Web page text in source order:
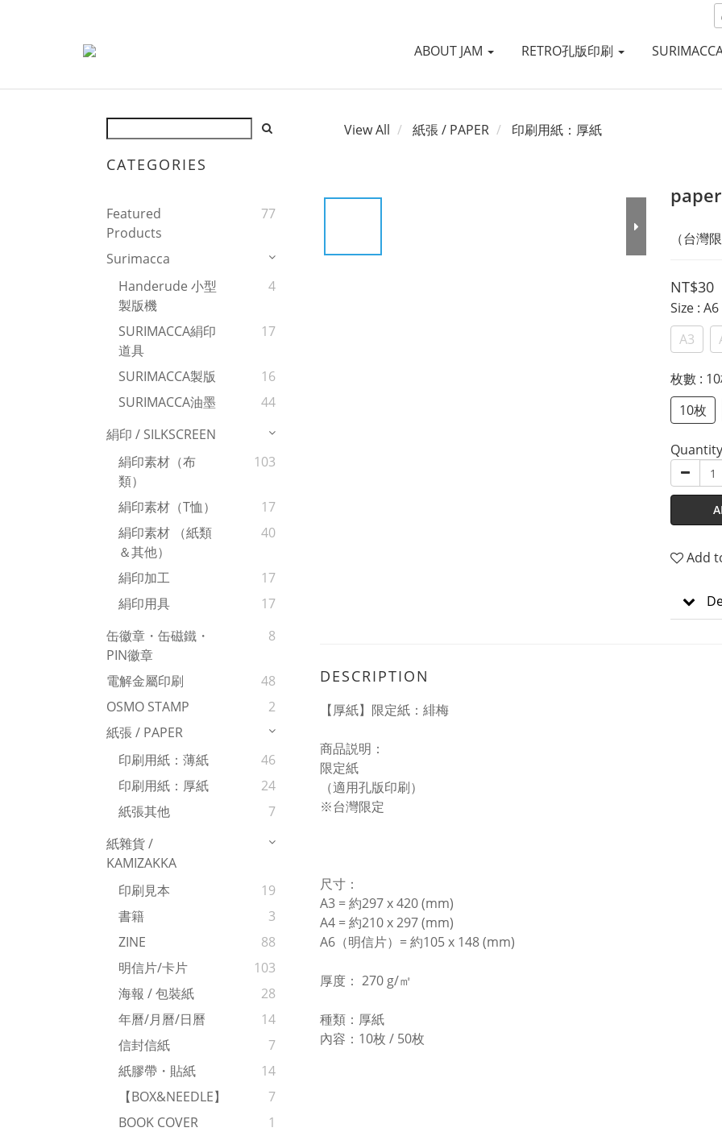
ABOUT JAM RETRO孔版印刷
CATEGORIES
Featured
Products
77
Surimacca
Handerude 小型
製版機
4
SURIMACCA絹印
道具
17
SURIMACCA製版
16
SURIMACCA油墨
44
絹印 / SILKSCREEN
絹印素材（布
類）
103
絹印素材（T恤）
17
絹印素材 （紙類
＆其他）
40
絹印加工
17
絹印用具
17
缶徽章・缶磁鐵・
PIN徽章
8
電解金屬印刷
48
OSMO STAMP
2
紙張 / PAPER
印刷用紙：薄紙
46
印刷用紙：厚紙
24
紙張其他
7
紙雜貨 /
KAMIZAKKA
印刷見本
19
書籍
3
ZINE
88
明信片/卡片
103
海報 / 包裝紙
28
年曆/月曆/日曆
14
信封信紙
7
紙膠帶・貼紙
14
【BOX&NEEDLE】
7
BOOK COVER
1
View All 紙張 / PAPER 印刷用紙：厚紙
（台灣
NT$30
Size : A6
A3
枚數 :
10枚
Quantity
Add
DESCRIPTION
【厚紙】限定紙：緋梅
商品説明：
限定紙
（適用孔版印刷）
※台灣限定
尺寸：
A3 = 約297 x 420 (mm)
A4 = 約210 x 297 (mm)
A6（明信片）= 約105 x 148 (mm)
厚度： 270 g/㎡
種類：厚紙
內容：10枚 / 50枚